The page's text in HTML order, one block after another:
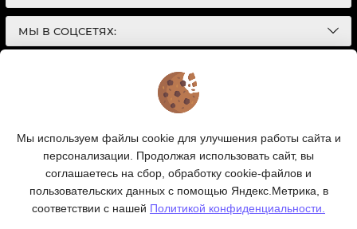
МЫ В СОЦСЕТЯХ:
Интернет-магазин автотоваров в Екатеринбурге
| Разработка сайтов |
Политика конфиденциальности
интернет-сайт носит исключительно
информационный характер и ни при каких условиях
информационные материалы и цены, размещенные на
сайте, не являются публичной офертой, определяемой
положениями Статей 435 и 437 Гражданского кодекса
РФ.
Мы используем файлы cookie для улучшения работы сайта и
персонализации. Продолжая использовать сайт, вы
соглашаетесь на сбор, обработку cookie-файлов и
пользовательских данных с помощью Яндекс.Метрика, в
соответствии с нашей Политикой конфиденциальности.